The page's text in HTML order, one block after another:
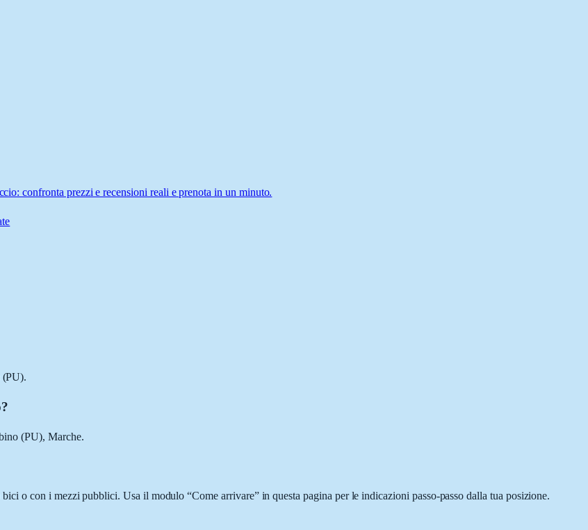
confronta prezzi e recensioni reali e prenota in un minuto.
(PU), Marche.
o con i mezzi pubblici. Usa il modulo “Come arrivare” in questa pagina per le indicazioni passo-passo dalla tua posizione.